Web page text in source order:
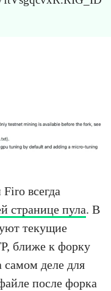
всегда
странице пула. В
текущие
ближе к форку
деле для
после форка